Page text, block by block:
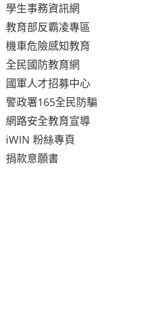
學生事務資訊網
教育部反霸凌專區
機車危險感知教育
全民國防教育網
國軍人才招募中心
警政署165全民防騙
網路安全教育宣導
iWIN 粉絲專頁
捐款意願書